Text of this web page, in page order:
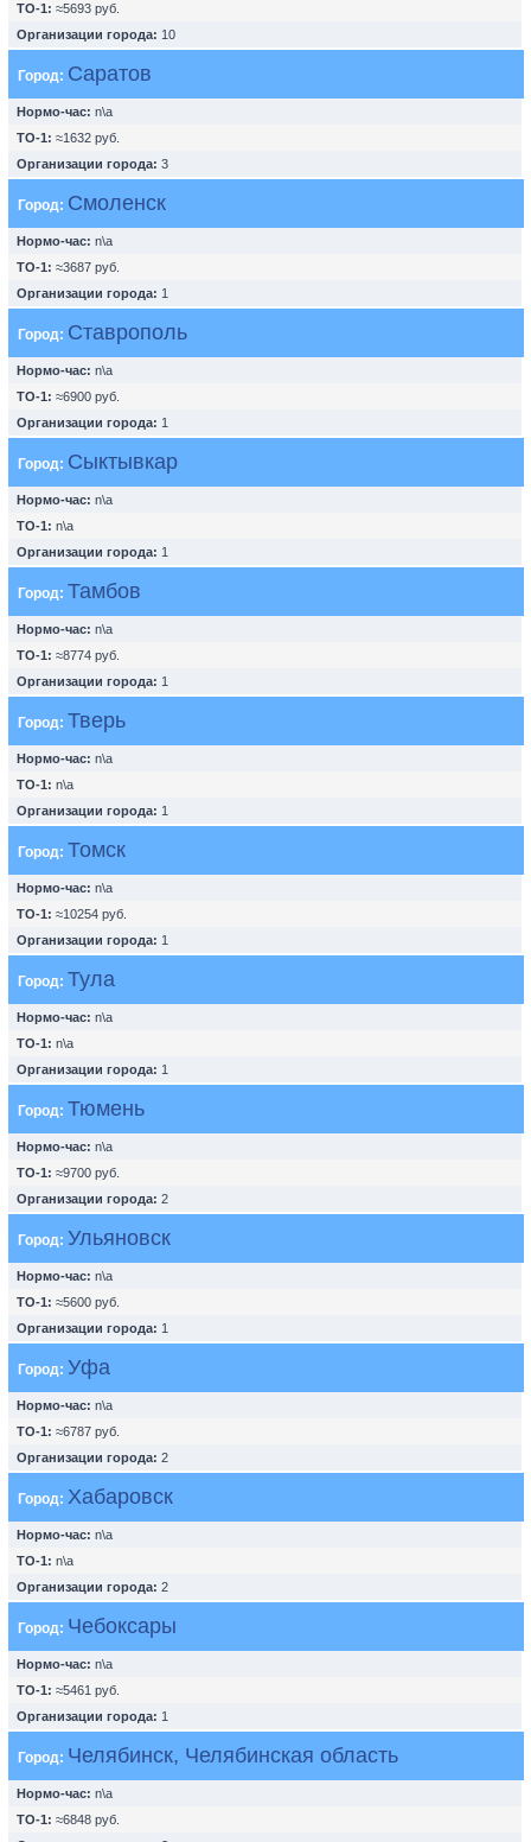
ТО-1: ≈5693 руб.
Организации города: 10
Город: Саратов
Нормо-час: n\a
ТО-1: ≈1632 руб.
Организации города: 3
Город: Смоленск
Нормо-час: n\a
ТО-1: ≈3687 руб.
Организации города: 1
Город: Ставрополь
Нормо-час: n\a
ТО-1: ≈6900 руб.
Организации города: 1
Город: Сыктывкар
Нормо-час: n\a
ТО-1: n\a
Организации города: 1
Город: Тамбов
Нормо-час: n\a
ТО-1: ≈8774 руб.
Организации города: 1
Город: Тверь
Нормо-час: n\a
ТО-1: n\a
Организации города: 1
Город: Томск
Нормо-час: n\a
ТО-1: ≈10254 руб.
Организации города: 1
Город: Тула
Нормо-час: n\a
ТО-1: n\a
Организации города: 1
Город: Тюмень
Нормо-час: n\a
ТО-1: ≈9700 руб.
Организации города: 2
Город: Ульяновск
Нормо-час: n\a
ТО-1: ≈5600 руб.
Организации города: 1
Город: Уфа
Нормо-час: n\a
ТО-1: ≈6787 руб.
Организации города: 2
Город: Хабаровск
Нормо-час: n\a
ТО-1: n\a
Организации города: 2
Город: Чебоксары
Нормо-час: n\a
ТО-1: ≈5461 руб.
Организации города: 1
Город: Челябинск, Челябинская область
Нормо-час: n\a
ТО-1: ≈6848 руб.